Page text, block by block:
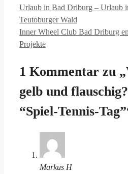
Urlaub in Bad Driburg – Urlaub
Teutoburger Wald
Inner Wheel Club Bad Driburg
Projekte
1 Kommentar zu
gelb und
“Spiel-Tennis-
Markus H